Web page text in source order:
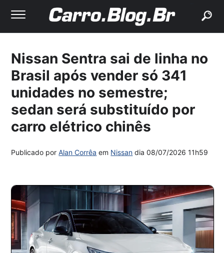
Nissan Sentra sai de linha no
Brasil após vender só 341
unidades no semestre;
sedan será substituído por
carro elétrico chinês
Publicado porAlan Corrêa em Nissan dia08/07/2026 11h59